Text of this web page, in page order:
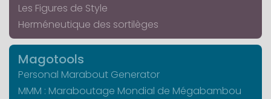
Les Figures de Style
Herméneutique des sortilèges
Magotools
Personal Marabout Generator
MMM : Maraboutage Mondial de Mégabambou